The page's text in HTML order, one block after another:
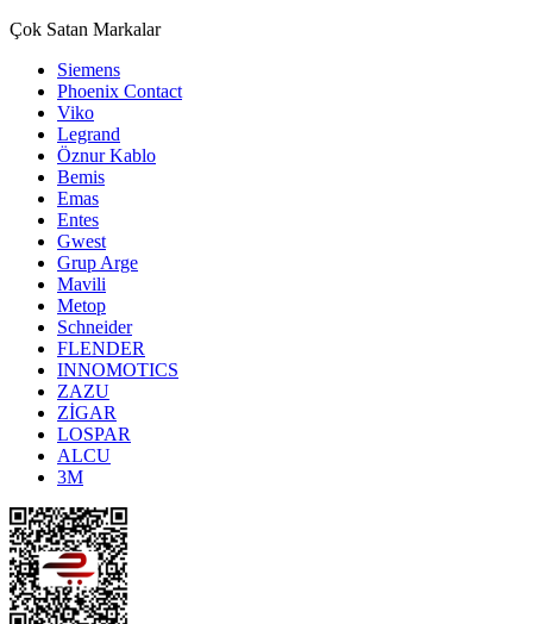
Çok Satan Markalar
Siemens
Phoenix Contact
Viko
Legrand
Öznur Kablo
Bemis
Emas
Entes
Gwest
Grup Arge
Mavili
Metop
Schneider
FLENDER
INNOMOTICS
ZAZU
ZİGAR
LOSPAR
ALCU
3M